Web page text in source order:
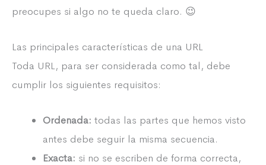
preocupes si algo no te queda claro. 😉
Las principales características de una URL
Toda URL, para ser considerada como tal, debe
cumplir los siguientes requisitos:
Ordenada: todas las partes que hemos visto
antes debe seguir la misma secuencia.
Exacta: si no se escriben de forma correcta,